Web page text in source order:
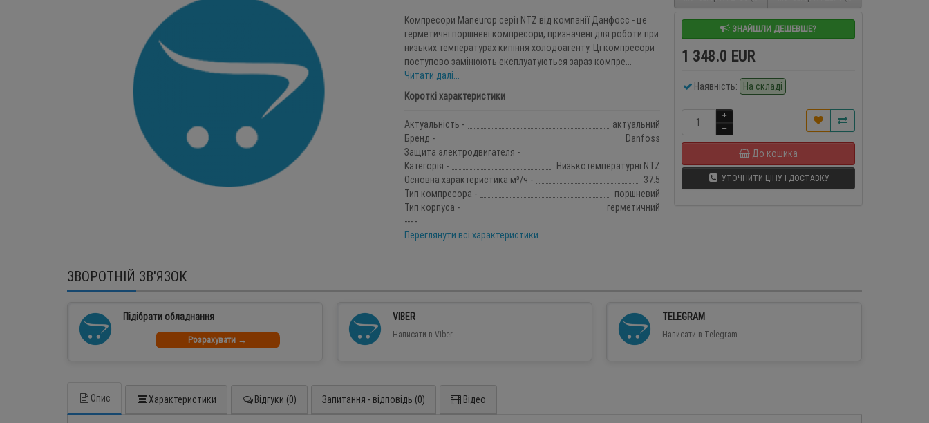
Компресори Maneurop серії NTZ від компанії Данфосс - це
герметичні поршневі компресори, призначені для роботи при
низьких температурах кипіння холодоагенту. Ці компресори
поступово замінюють експлуатуються зараз компре...
Читати далі...
Короткі характеристики
Актуальність -
актуальний
Бренд -
Danfoss
Защита электродвигателя -
Категорія -
Низькотемпературні NTZ
Основна характеристика м³/ч -
37.5
Тип компресора -
поршневий
Тип корпуса -
герметичний
--- -
Переглянути всі характеристики
ЗНАЙШЛИ ДЕШЕВШЕ?
1 348.0 EUR
Наявність: На складі
До кошика
УТОЧНИТИ ЦІНУ І ДОСТАВКУ
ЗВОРОТНІЙ ЗВ'ЯЗОК
Підібрати обладнання
Розрахувати →
VIBER
Написати в Viber
TELEGRAM
Написати в Telegram
Опис Характеристики Відгуки (0) Запитання - відповідь (0) Відео